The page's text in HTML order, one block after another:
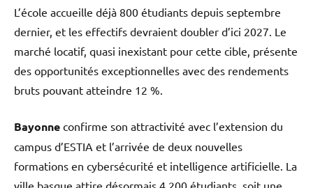
L’école accueille déjà 800 étudiants depuis septembre
dernier, et les effectifs devraient doubler d’ici 2027. Le
marché locatif, quasi inexistant pour cette cible, présente
des opportunités exceptionnelles avec des rendements
bruts pouvant atteindre 12 %.
Bayonne confirme son attractivité avec l’extension du
campus d’ESTIA et l’arrivée de deux nouvelles
formations en cybersécurité et intelligence artificielle. La
ville basque attire désormais 4 200 étudiants, soit une